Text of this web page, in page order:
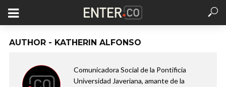
AUTHOR - KATHERIN ALFONSO
Comunicadora Social de la Pontificia
Universidad Javeriana, amante de la